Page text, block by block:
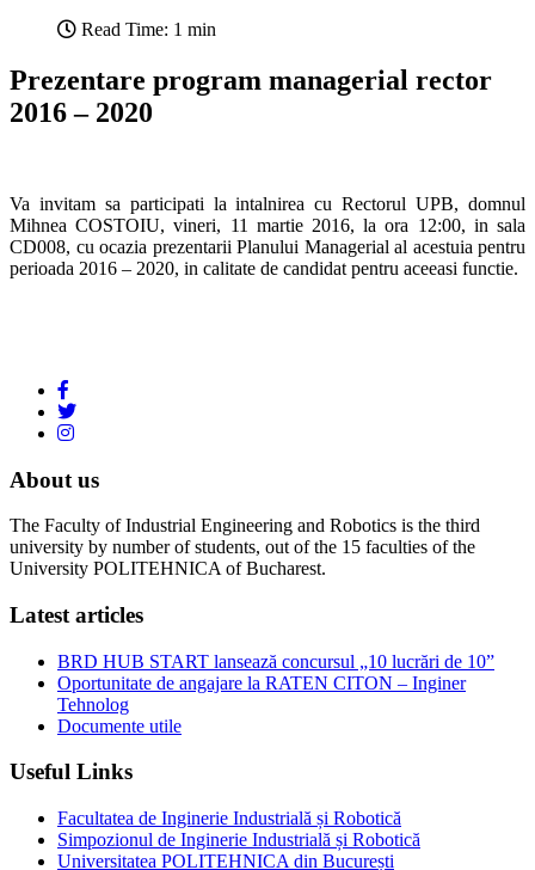
Read Time: 1 min
Prezentare program managerial rector
2016 – 2020
Va invitam sa participati la intalnirea cu Rectorul UPB, domnul
Mihnea COSTOIU, vineri, 11 martie 2016, la ora 12:00, in sala
CD008, cu ocazia prezentarii Planului Managerial al acestuia pentru
perioada 2016 – 2020, in calitate de candidat pentru aceeasi functie.
About us
The Faculty of Industrial Engineering and Robotics is the third
university by number of students, out of the 15 faculties of the
University POLITEHNICA of Bucharest.
Latest articles
BRD HUB START lansează concursul „10 lucrări de 10”
Oportunitate de angajare la RATEN CITON – Inginer
Tehnolog
Documente utile
Useful Links
Facultatea de Inginerie Industrială și Robotică
Simpozionul de Inginerie Industrială și Robotică
Universitatea POLITEHNICA din București